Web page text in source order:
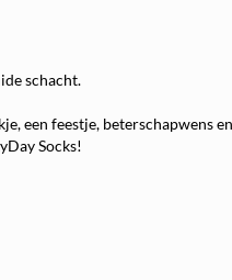
schacht.
een feestje, beterschapwens
Socks!